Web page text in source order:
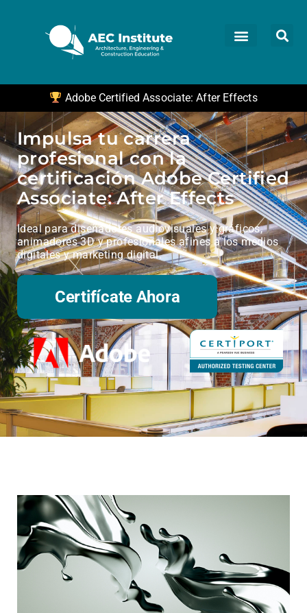
Adobe Certified Associate: After Effects
Impulsa tu carrera
profesional con la
certificación Adobe Certified
Associate: After Effects
Ideal para diseñadores audiovisuales y gráficos,
animadores 3D y profesionales afines a los medios
digitales y marketing digital.
Certifícate Ahora